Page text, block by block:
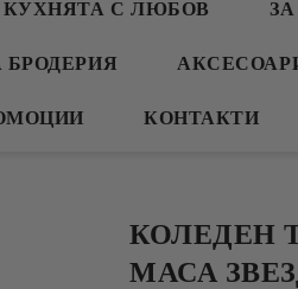
КУХНЯТА С ЛЮБОВ
КОНТАКТИ
КОЛЕДЕН
МАСА